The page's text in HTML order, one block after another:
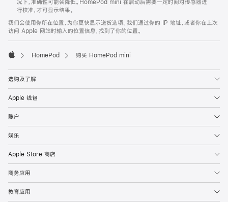
况下，准确性可能会降低。HomePod mini 在启动后需要一定时间对传感器进
行校准，才可显示结果。
我们会使用你所在位置，为你更快显示送货选项。我们通过你的 IP 地址，或者你在上次
访问 Apple 网站时输入的位置信息，找到了你的位置。
HomePod 购买 HomePod mini
选购及了解
Apple 钱包
账户
娱乐
Apple Store 商店
商务应用
教育应用